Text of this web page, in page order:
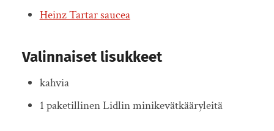
Heinz Tartar saucea
Valinnaiset lisukkeet
kahvia
1 paketillinen Lidlin minikevätkääryleitä